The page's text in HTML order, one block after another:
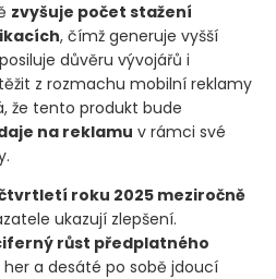
zvyšuje počet stažení
, čímž generuje vyšší
důvěru vývojářů i
z rozmachu mobilní reklamy
že tento produkt bude
na reklamu v rámci své
roku 2025 meziročně
ukazují zlepšení.
růst předplatného
a desáté po sobě jdoucí